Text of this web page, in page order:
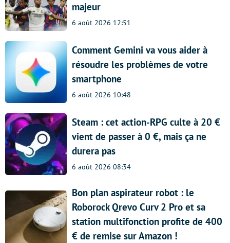
majeur
6 août 2026 12:51
Comment Gemini va vous aider à
résoudre les problèmes de votre
smartphone
6 août 2026 10:48
Steam : cet action-RPG culte à 20 €
vient de passer à 0 €, mais ça ne
durera pas
6 août 2026 08:34
Bon plan aspirateur robot : le
Roborock Qrevo Curv 2 Pro et sa
station multifonction profite de 400
€ de remise sur Amazon !